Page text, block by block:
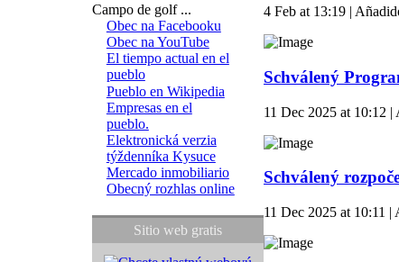
Campo de golf ...
Obec na Facebooku
Obec na YouTube
El tiempo actual en el
pueblo
Pueblo en Wikipedia
Empresas en el
pueblo.
Elektronická verzia
týždenníka Kysuce
Mercado inmobiliario
Obecný rozhlas online
Sitio web gratis
4 Feb at 13:19 |
Schválený
11 Dec 2025 at 10:12
Schválený
11 Dec 2025 at 10:11